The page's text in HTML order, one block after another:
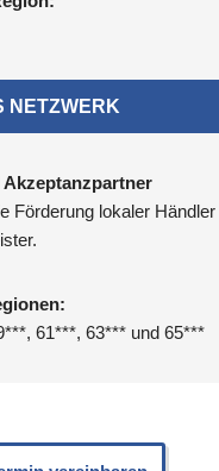
NETZWERK
Förderung lokaler Händler
61***, 63*** und 65***